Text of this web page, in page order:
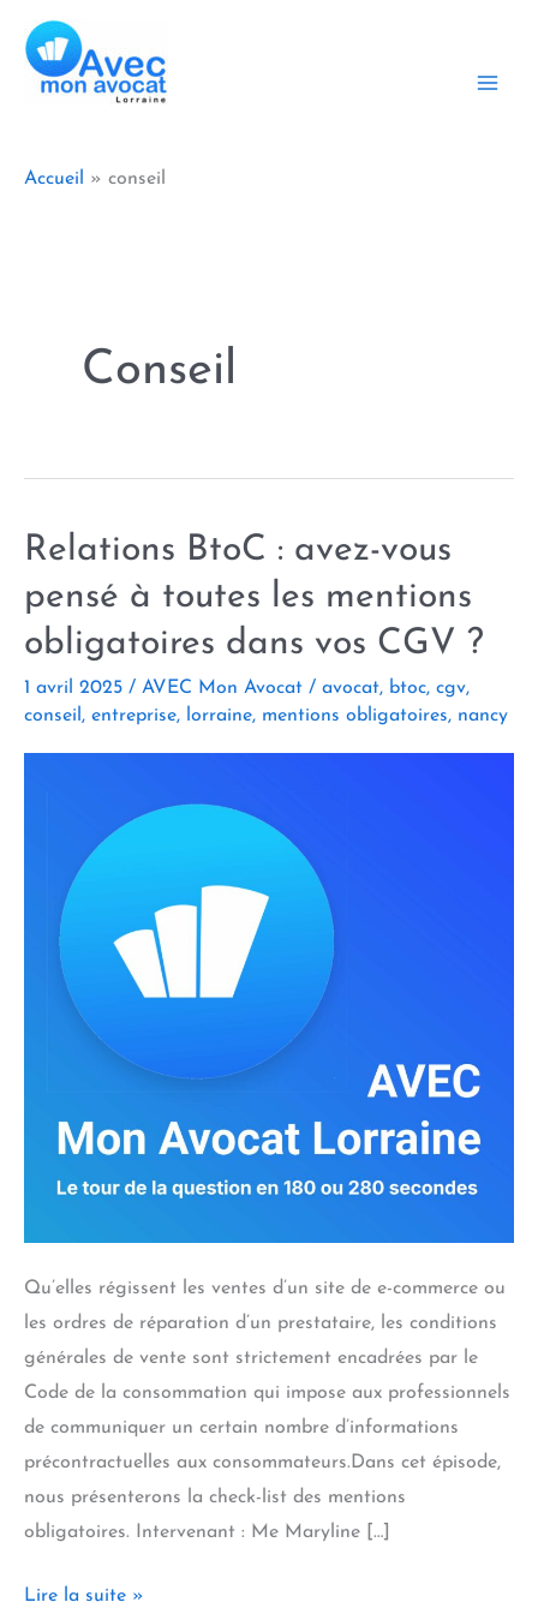
contenu
Accueil conseil
Conseil
Relations BtoC : avez-vous
pensé à toutes les mentions
obligatoires dans vos CGV ?
1 avril 2025 / AVEC Mon Avocat / avocat, btoc, cgv,
conseil , entreprise, lorraine, mentions obligatoires, nancy
Qu’elles régissent les ventes d’un site de e-commerce ou
les ordres de réparation d’un prestataire, les conditions
générales de vente sont strictement encadrées par le
Code de la consommation qui impose aux professionnels
de communiquer un certain nombre d’informations
précontractuelles aux consommateurs.Dans cet épisode,
nous présenterons la check-list des mentions
obligatoires. Intervenant : Me Maryline […]
Relations
Lire la suite »